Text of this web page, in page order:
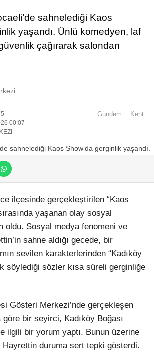
Youtube
sahnelediği Kaos
yaşandı. Ünlü komedyen, laf
çağırarak salondan
00:07
Gündem Kent
ilçesinde gerçekleştirilen “Kaos
yaşanan olay sosyal
oldu. Sosyal medya fenomeni ve
sahne aldığı gecede, bir
sevilen karakterlerinden “Kadıköy
söylediği sözler kısa süreli gerginliğe
Gösteri Merkezi’nde gerçekleşen
bir seyirci, Kadıköy Boğası
ilgili bir yorum yaptı. Bunun üzerine
Hayrettin duruma sert tepki gösterdi.